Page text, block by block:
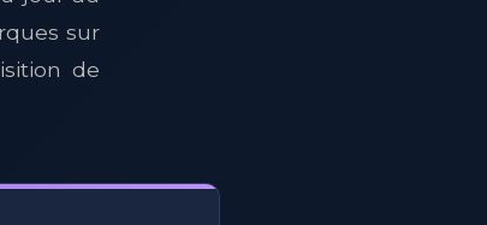
sur
de